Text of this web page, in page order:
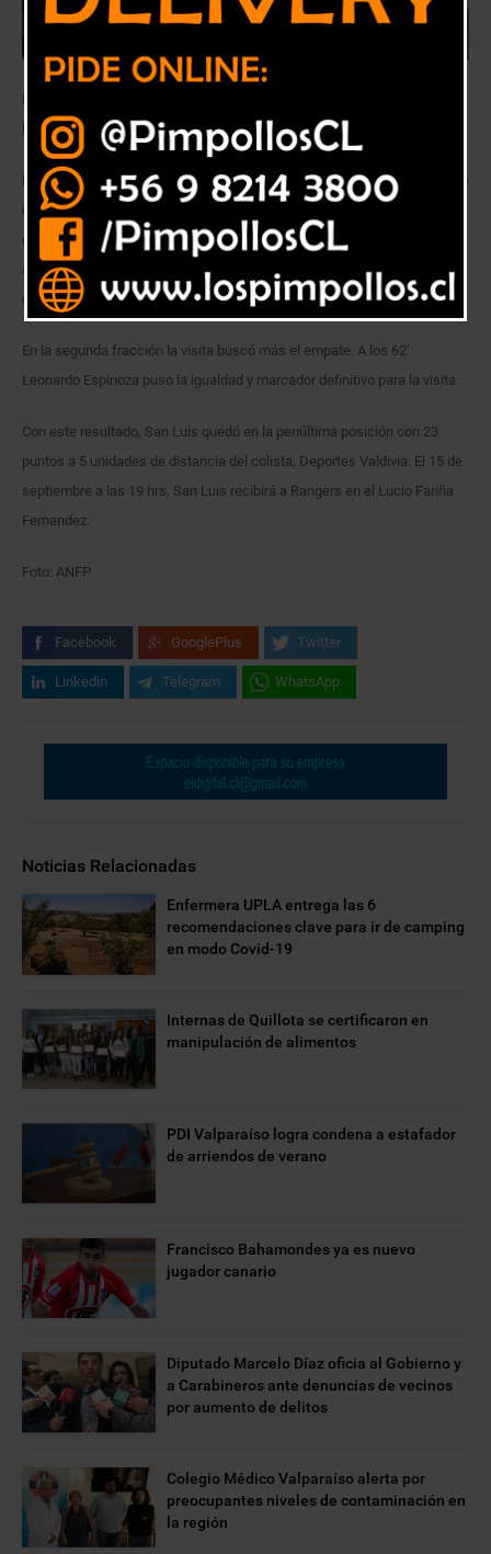
En un disputado partido, los canarios no lograron hacerse fuertes de
local y dejaron ir dos puntos claves en su lucha por no descender.
El juego comenzo de la mejor forma para los canarios, quienes al minuto
de juego de pusieron en ventaja por Carlos Rotondi. Los hinchas
canarios esperaban que fuera un partidio tranquilo y que los locales
aprovecharan la temprana ventaja. Así sucedió al menos en la primera
etapa.
En la segunda fracción la visita buscó más el empate. A los 62′
Leonardo Espinoza puso la igualdad y marcador definitivo para la visita.
Con este resultado, San Luis quedó en la penúltima posición con 23
puntos a 5 unidades de distancia del colista, Deportes Valdivia. El 15 de
septiembre a las 19 hrs, San Luis recibirá a Rangers en el Lucio Fariña
Fernandez.
Foto: ANFP
Facebook GooglePlus Twitter
Linkedin Telegram WhatsApp
Noticias Relacionadas
Enfermera UPLA entrega las 6
recomendaciones clave para ir de camping
en modo Covid-19
Internas de Quillota se certificaron en
manipulación de alimentos
PDI Valparaíso logra condena a estafador
de arriendos de verano
Francisco Bahamondes ya es nuevo
jugador canario
Diputado Marcelo Díaz oficia al Gobierno y
a Carabineros ante denuncias de vecinos
por aumento de delitos
Colegio Médico Valparaíso alerta por
preocupantes niveles de contaminación en
la región